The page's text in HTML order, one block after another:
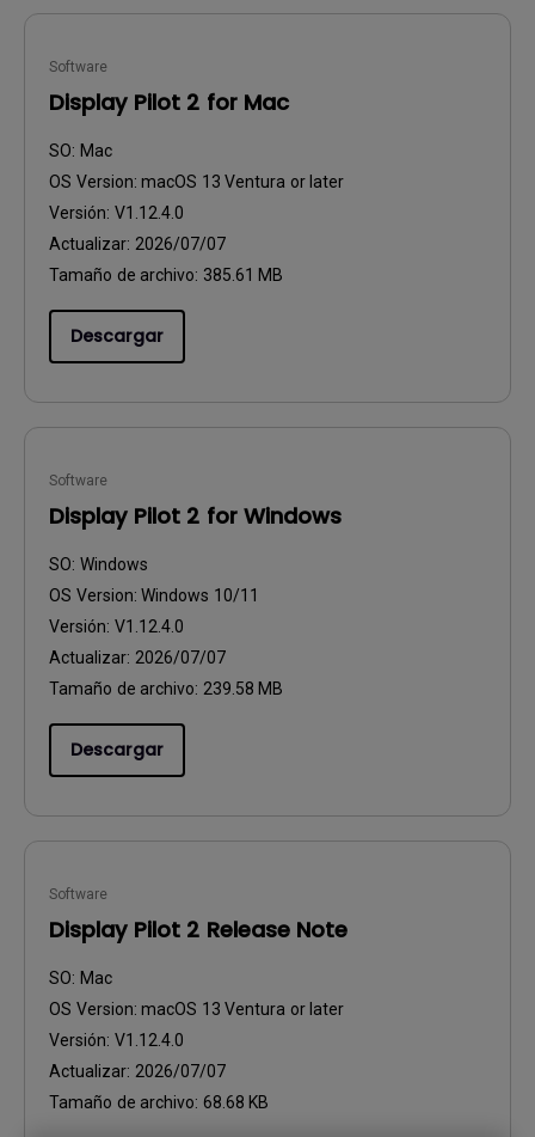
Software
Display Pilot 2 for Mac
SO: Mac
OS Version: macOS 13 Ventura or later
Versión: V1.12.4.0
Actualizar: 2026/07/07
Tamaño de archivo: 385.61 MB
Descargar
Software
Display Pilot 2 for Windows
SO: Windows
OS Version: Windows 10/11
Versión: V1.12.4.0
Actualizar: 2026/07/07
Tamaño de archivo: 239.58 MB
Descargar
Software
Display Pilot 2 Release Note
SO: Mac
OS Version: macOS 13 Ventura or later
Versión: V1.12.4.0
Actualizar: 2026/07/07
Tamaño de archivo: 68.68 KB